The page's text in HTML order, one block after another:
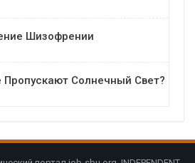
Шизофрении
Солнечный Свет?